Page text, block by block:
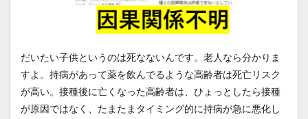
だいたい子供というのは死なないんです。老人なら分かりま
すよ。持病があって薬を飲んでるような高齢者は死亡リスク
が高い。接種後に亡くなった高齢者は、ひょっとしたら接種
が原因ではなく、たまたまタイミング的に持病が急に悪化し